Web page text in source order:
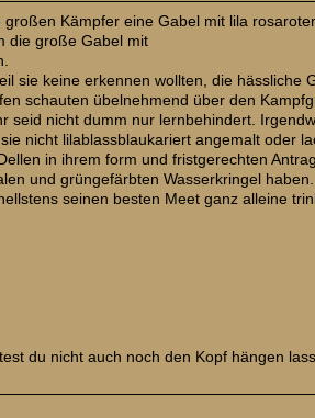
Kämpfer eine Gabel mit lila
die große Gabel mit
sie keine erkennen wollten, die
schauten übelnehmend über den
seid nicht dumm nur lernbehindert.
nicht lilablassblaukariert angemalt oder
in ihrem form und fristgerechten
und grüngefärbten Wasserkringel haben.
seinen besten Meet ganz alleine
du nicht auch noch den Kopf hängen